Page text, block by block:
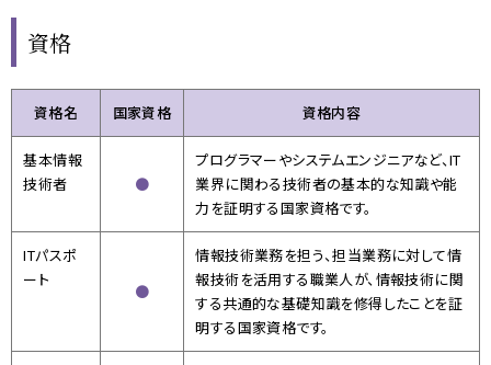
資格
資格名 国家資格 資格内容
基本情報
技術者
●
プログラマーやシステムエンジニアなど、IT
業界に関わる技術者の基本的な知識や能
力を証明する国家資格です。
ITパスポ
ート
●
情報技術業務を担う、担当業務に対して情
報技術を活用する職業人が、情報技術に関
する共通的な基礎知識を修得したことを証
明する国家資格です。